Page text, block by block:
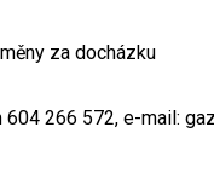
za docházku
266 572, e-mail: